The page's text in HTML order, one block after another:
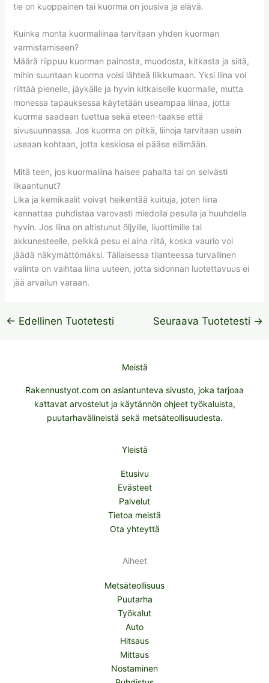
tie on kuoppainen tai kuorma on jousiva ja elävä.
Kuinka monta kuormaliinaa tarvitaan yhden kuorman
varmistamiseen?
Määrä riippuu kuorman painosta, muodosta, kitkasta ja siitä,
mihin suuntaan kuorma voisi lähteä liikkumaan. Yksi liina voi
riittää pienelle, jäykälle ja hyvin kitkaiselle kuormalle, mutta
monessa tapauksessa käytetään useampaa liinaa, jotta
kuorma saadaan tuettua sekä eteen-taakse että
sivusuunnassa. Jos kuorma on pitkä, liinoja tarvitaan usein
useaan kohtaan, jotta keskiosa ei pääse elämään.
Mitä teen, jos kuormaliina haisee pahalta tai on selvästi
likaantunut?
Lika ja kemikaalit voivat heikentää kuituja, joten liina
kannattaa puhdistaa varovasti miedolla pesulla ja huuhdella
hyvin. Jos liina on altistunut öljyille, liuottimille tai
akkunesteelle, pelkkä pesu ei aina riitä, koska vaurio voi
jäädä näkymättömäksi. Tällaisessa tilanteessa turvallinen
valinta on vaihtaa liina uuteen, jotta sidonnan luotettavuus ei
jää arvailun varaan.
← Edellinen Tuotetesti Seuraava Tuotetesti →
Meistä
Rakennustyot.com on asiantunteva sivusto, joka tarjoaa
kattavat arvostelut ja käytännön ohjeet työkaluista,
puutarhavälineistä sekä metsäteollisuudesta.
Yleistä
Etusivu
Evästeet
Palvelut
Tietoa meistä
Ota yhteyttä
Aiheet
Metsäteollisuus
Puutarha
Työkalut
Auto
Hitsaus
Mittaus
Nostaminen